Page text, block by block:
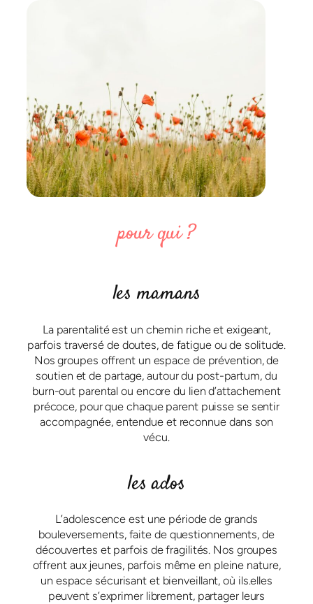
pour qui ?
les mamans
La parentalité est un chemin riche et exigeant,
parfois traversé de doutes, de fatigue ou de solitude.
Nos groupes offrent un espace de prévention, de
soutien et de partage, autour du post-partum, du
burn-out parental ou encore du lien d’attachement
précoce, pour que chaque parent puisse se sentir
accompagnée, entendue et reconnue dans son
vécu.
les ados
L’adolescence est une période de grands
bouleversements, faite de questionnements, de
découvertes et parfois de fragilités. Nos groupes
offrent aux jeunes, parfois même en pleine nature,
un espace sécurisant et bienveillant, où ils.elles
peuvent s’exprimer librement, partager leurs